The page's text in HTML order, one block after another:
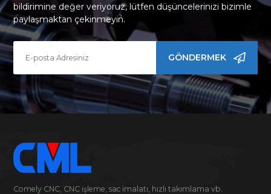
bildirimine değer veriyoruz, lütfen düşüncelerinizi bizimle
paylaşmaktan çekinmeyin.
GÖNDERMEK
Comely CNC, CNC işleme, sac imalatı, hızlı takımlama vb.